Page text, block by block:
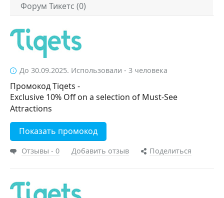
Форум Тикетс (0)
До 30.09.2025. Использовали - 3 человека
Промокод Tiqets -
Exclusive 10% Off on a selection of Must-See
Attractions
Показать промокод
Отзывы - 0 Добавить отзыв Поделиться